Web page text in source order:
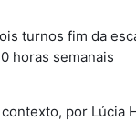
turnos fim da
horas semanais
por Lúcia